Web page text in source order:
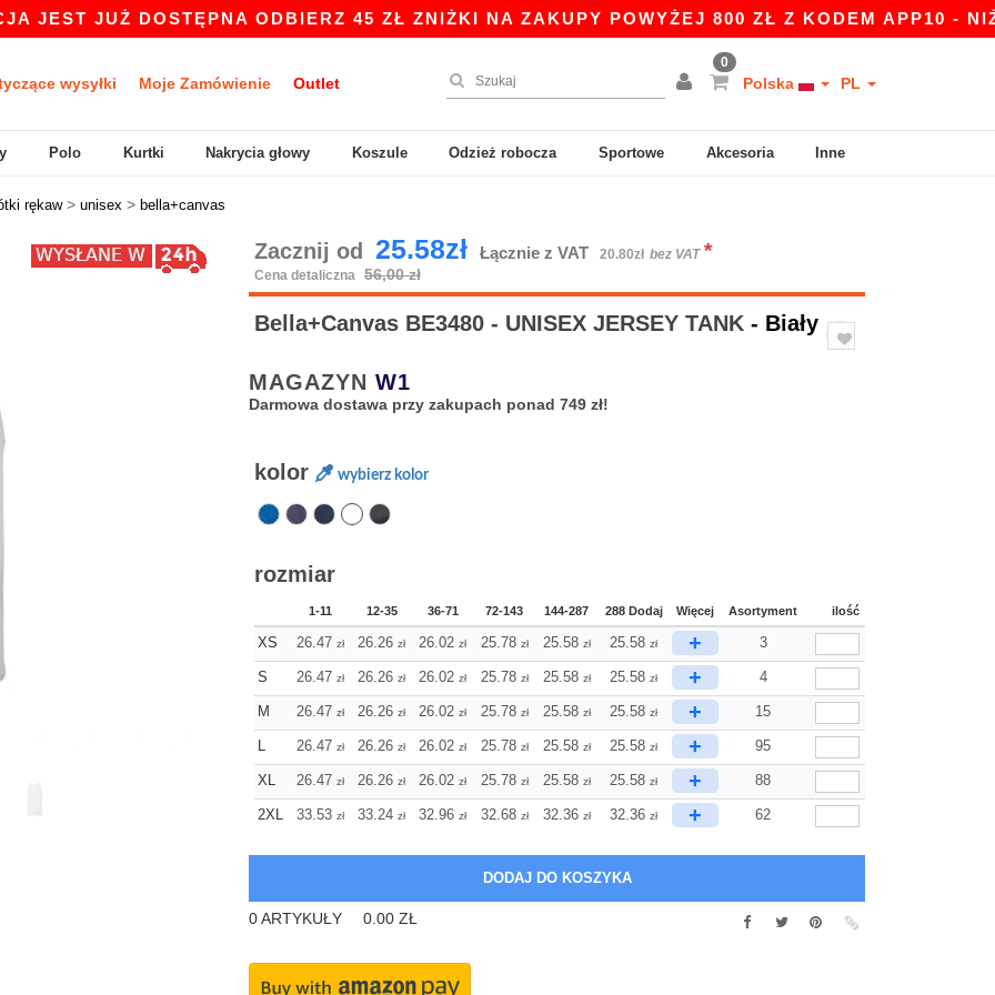
JUŻ DOSTĘPNA ODBIERZ 45 ZŁ ZNIŻKI NA ZAKUPY POWYŻEJ 800 ZŁ Z KODEM APP10 - NIŻSZE
wysyłki Moje Zamówienie Outlet
0
Polska PL
Polo Kurtki Nakrycia głowy Koszule Odzież robocza Sportowe Akcesoria Inne
rękaw > unisex > bella+canvas
Zacznij od 25.58zł Łącznie z VAT 20.80zł bez VAT *
Cena detaliczna 56,00 zł
Bella+Canvas BE3480 - UNISEX JERSEY TANK - Biały
MAGAZYN W1
Darmowa dostawa przy zakupach ponad 749 zł!
kolor wybierz kolor
rozmiar
1-11 12-35 36-71 72-143 144-287 288 Dodaj Więcej Asortyment ilość
XS 26.47 zł 26.26 zł 26.02 zł 25.78 zł 25.58 zł 25.58 zł + 3
S 26.47 zł 26.26 zł 26.02 zł 25.78 zł 25.58 zł 25.58 zł + 4
M 26.47 zł 26.26 zł 26.02 zł 25.78 zł 25.58 zł 25.58 zł + 15
L 26.47 zł 26.26 zł 26.02 zł 25.78 zł 25.58 zł 25.58 zł + 95
XL 26.47 zł 26.26 zł 26.02 zł 25.78 zł 25.58 zł 25.58 zł + 88
2XL 33.53 zł 33.24 zł 32.96 zł 32.68 zł 32.36 zł 32.36 zł + 62
0ARTYKUŁY 0.00 ZŁ